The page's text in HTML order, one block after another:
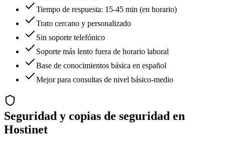
Tiempo de respuesta: 15-45 min (en horario)
Trato cercano y personalizado
Sin soporte telefónico
Soporte más lento fuera de horario laboral
Base de conocimientos básica en español
Mejor para consultas de nivel básico-medio
Seguridad y copias de seguridad en
Hostinet